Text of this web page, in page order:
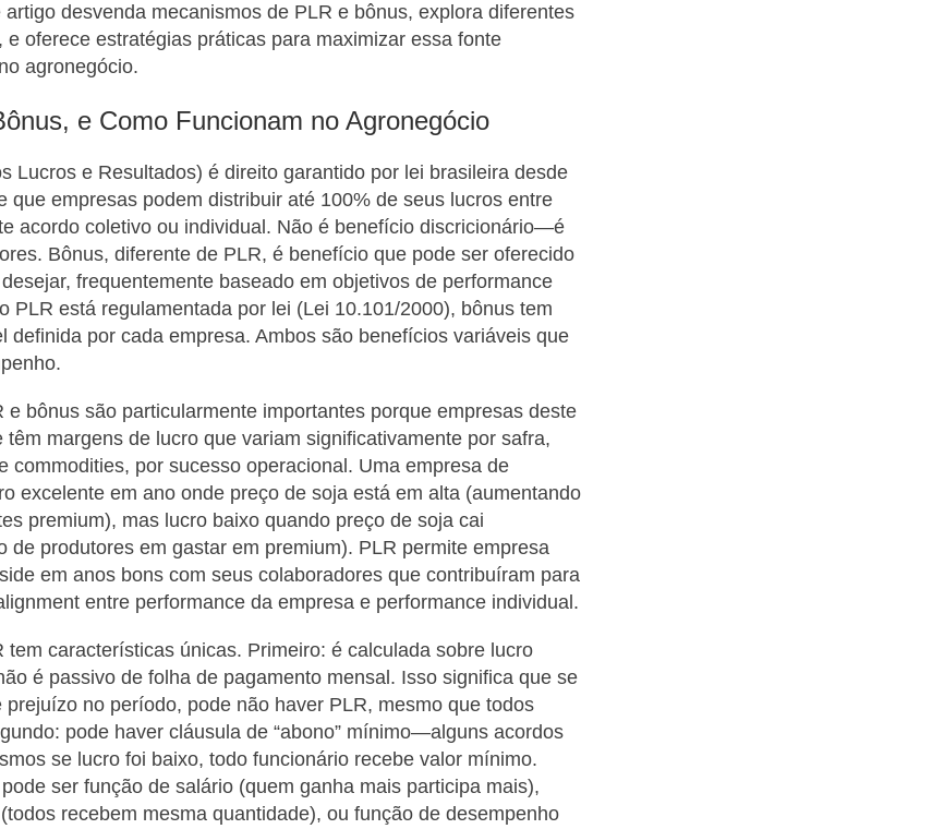
desvenda mecanismos de PLR e bônus, explora diferentes
e oferece estratégias práticas para maximizar essa fonte
agronegócio.
e Como Funcionam no Agronegócio
Lucros e Resultados) é direito garantido por lei brasileira desde
que empresas podem distribuir até 100% de seus lucros entre
acordo coletivo ou individual. Não é benefício discricionário—é
Bônus, diferente de PLR, é benefício que pode ser oferecido
frequentemente baseado em objetivos de performance
PLR está regulamentada por lei (Lei 10.101/2000), bônus tem
definida por cada empresa. Ambos são benefícios variáveis que
e bônus são particularmente importantes porque empresas deste
têm margens de lucro que variam significativamente por safra,
commodities, por sucesso operacional. Uma empresa de
excelente em ano onde preço de soja está em alta (aumentando
premium), mas lucro baixo quando preço de soja cai
de produtores em gastar em premium). PLR permite empresa
em anos bons com seus colaboradores que contribuíram para
entre performance da empresa e performance individual.
tem características únicas. Primeiro: é calculada sobre lucro
é passivo de folha de pagamento mensal. Isso significa que se
prejuízo no período, pode não haver PLR, mesmo que todos
pode haver cláusula de “abono” mínimo—alguns acordos
se lucro foi baixo, todo funcionário recebe valor mínimo.
ser função de salário (quem ganha mais participa mais),
recebem mesma quantidade), ou função de desempenho